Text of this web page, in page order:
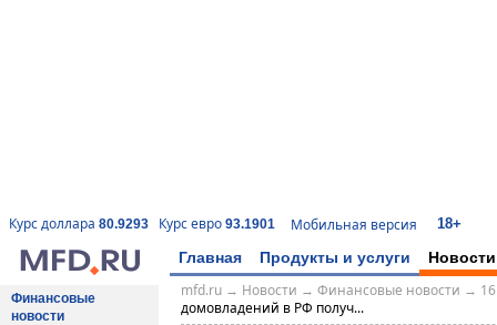
Курс доллара 80.9293 Курс евро 93.1901 Мобильная версия 18+
Главная Продукты и услуги Новости
Финансовые
новости
mfd.ru→ Новости → Финансовые новости →
домовладений в РФ получ...